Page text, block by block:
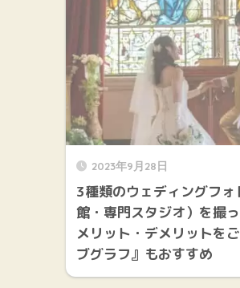
2023年9月28日
3種類のウェディングフ
館・専門スタジオ）を撮
メリット・デメリットを
ブグラフ』もおすすめ